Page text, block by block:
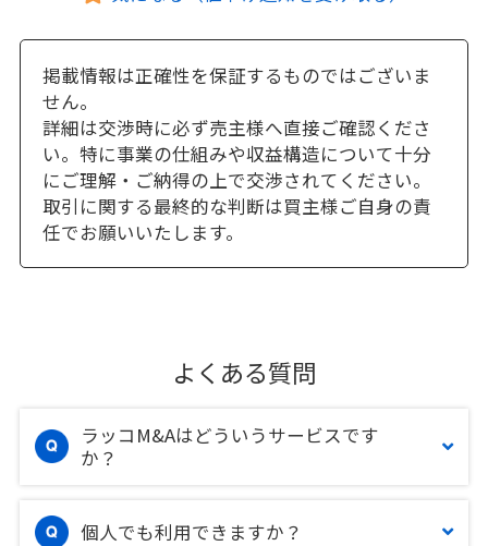
掲載情報は正確性を保証するものではございま
せん。
詳細は交渉時に必ず売主様へ直接ご確認くださ
い。特に事業の仕組みや収益構造について十分
にご理解・ご納得の上で交渉されてください。
取引に関する最終的な判断は買主様ご自身の責
任でお願いいたします。
よくある質問
ラッコM&Aはどういうサービスです
か？
個人でも利用できますか？